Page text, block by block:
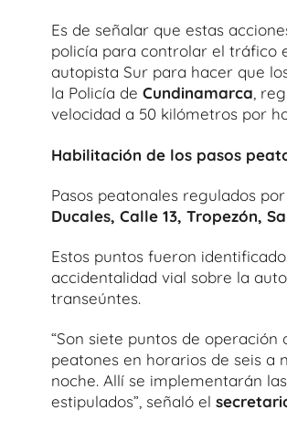
Es de señalar que estas
policía para controlar el tráfico
autopista Sur para hacer que
la Policía de Cundinamarca,
velocidad a 50 kilómetros por
Habilitación de los pasos
Pasos peatonales regulados
Ducales, Calle 13, Tropezón,
Estos puntos fueron
accidentalidad vial sobre la
transeúntes.
“Son siete puntos de
peatones en horarios de seis a
noche. Allí se implementarán
estipulados”, señaló el